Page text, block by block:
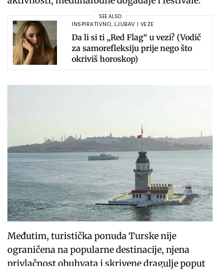
SEE ALSO
INSPIRATIVNO, LJUBAV I VEZE
Da li si ti „Red Flag“ u vezi? (Vodič
za samorefleksiju prije nego što
okriviš horoskop)
Međutim, turistička ponuda Turske nije
ograničena na popularne destinacije, njena
privlačnost obuhvata i skrivene dragulje poput